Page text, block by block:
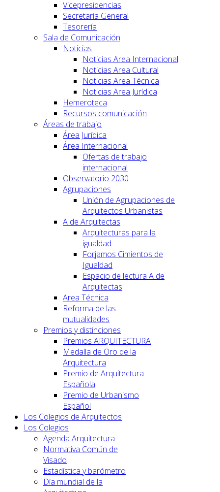
Vicepresidencias
Secretaría General
Tesorería
Sala de Comunicación
Noticias
Noticias Area Internacional
Noticias Area Cultural
Noticias Area Técnica
Noticias Area Jurídica
Hemeroteca
Recursos comunicación
Áreas de trabajo
Área Jurídica
Área Internacional
Ofertas de trabajo
internacional
Observatorio 2030
Agrupaciones
Unión de Agrupaciones de
Arquitectos Urbanistas
A de Arquitectas
Arquitecturas para la
igualdad
Forjamos Cimientos de
Igualdad
Espacio de lectura A de
Arquitectas
Area Técnica
Reforma de las
mutualidades
Premios y distinciones
Premios ARQUITECTURA
Medalla de Oro de la
Arquitectura
Premio de Arquitectura
Española
Premio de Urbanismo
Español
Los Colegios de Arquitectos
Los Colegios
Agenda Arquitectura
Normativa Común de
Visado
Estadística y barómetro
Día mundial de la